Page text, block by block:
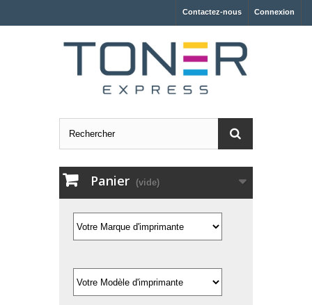
Connexion
Contactez-nous
Panier (vide)